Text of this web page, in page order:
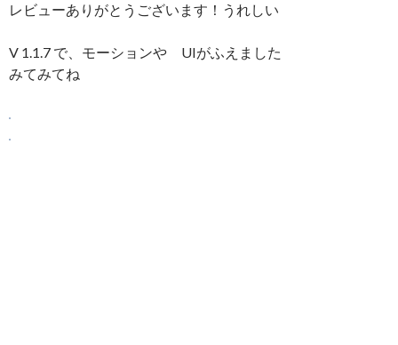
レビューありがとうございます！うれしい
V 1.1.7 で、モーションや UIがふえました
みてみてね